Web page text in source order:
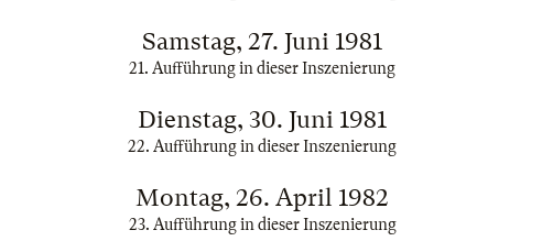
Samstag, 27. Juni 1981
21. Aufführung in dieser Inszenierung
Dienstag, 30. Juni 1981
22. Aufführung in dieser Inszenierung
Montag, 26. April 1982
23. Aufführung in dieser Inszenierung